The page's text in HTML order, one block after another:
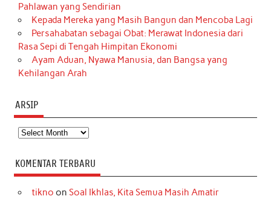
Pahlawan yang Sendirian
Kepada Mereka yang Masih Bangun dan Mencoba Lagi
Persahabatan sebagai Obat: Merawat Indonesia dari
Rasa Sepi di Tengah Himpitan Ekonomi
Ayam Aduan, Nyawa Manusia, dan Bangsa yang
Kehilangan Arah
ARSIP
Arsip
KOMENTAR TERBARU
tikno on Soal Ikhlas, Kita Semua Masih Amatir